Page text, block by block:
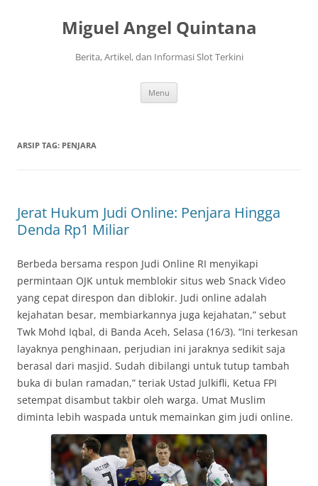
Miguel Angel Quintana
Berita, Artikel, dan Informasi Slot Terkini
Menu
ARSIP TAG: PENJARA
Jerat Hukum Judi Online: Penjara Hingga
Denda Rp1 Miliar
Berbeda bersama respon Judi Online RI menyikapi
permintaan OJK untuk memblokir situs web Snack Video
yang cepat direspon dan diblokir. Judi online adalah
kejahatan besar, membiarkannya juga kejahatan,” sebut
Twk Mohd Iqbal, di Banda Aceh, Selasa (16/3). “Ini terkesan
layaknya penghinaan, perjudian ini jaraknya sedikit saja
berasal dari masjid. Sudah dibilangi untuk tutup tambah
buka di bulan ramadan,” teriak Ustad Julkifli, Ketua FPI
setempat disambut takbir oleh warga. Umat Muslim
diminta lebih waspada untuk memainkan gim judi online.